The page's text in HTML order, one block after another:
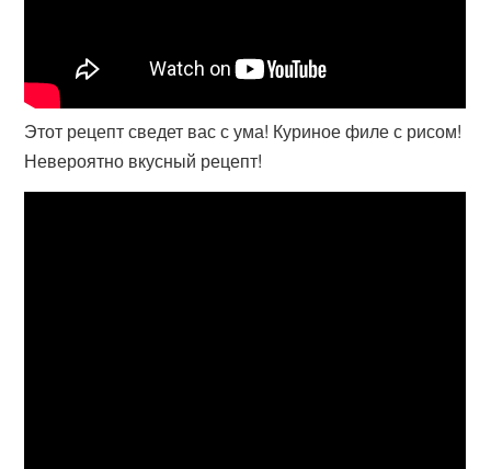
Этот рецепт сведет вас с ума! Куриное филе с рисом!
Невероятно вкусный рецепт!